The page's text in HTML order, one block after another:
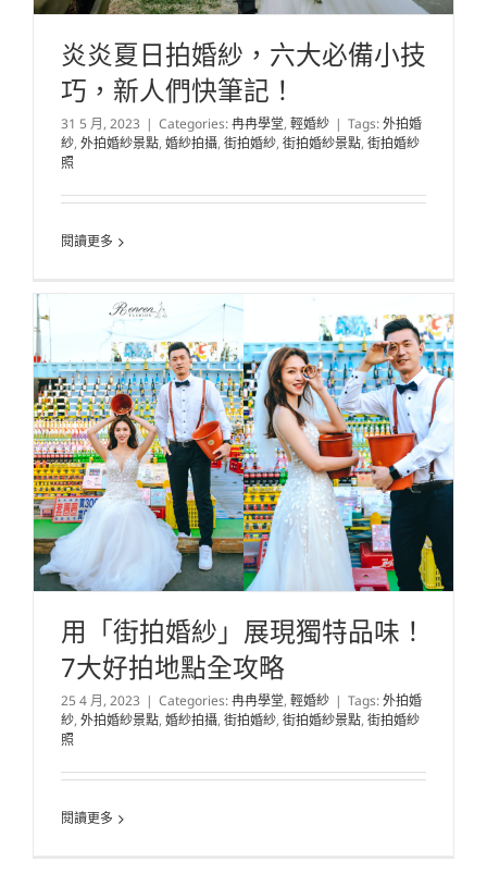
炎炎夏日拍婚紗，六大必備小技
巧，新人們快筆記！
31 5 月, 2023 | Categories:冉冉學堂, 輕婚紗 | Tags:外拍婚
紗, 外拍婚紗景點, 婚紗拍攝, 街拍婚紗, 街拍婚紗景點, 街拍婚紗
照
閱讀更多
用「街拍婚紗」展現獨特品味！
7大好拍地點全攻略
25 4 月, 2023 | Categories:冉冉學堂, 輕婚紗 | Tags:外拍婚
紗, 外拍婚紗景點, 婚紗拍攝, 街拍婚紗, 街拍婚紗景點, 街拍婚紗
照
閱讀更多